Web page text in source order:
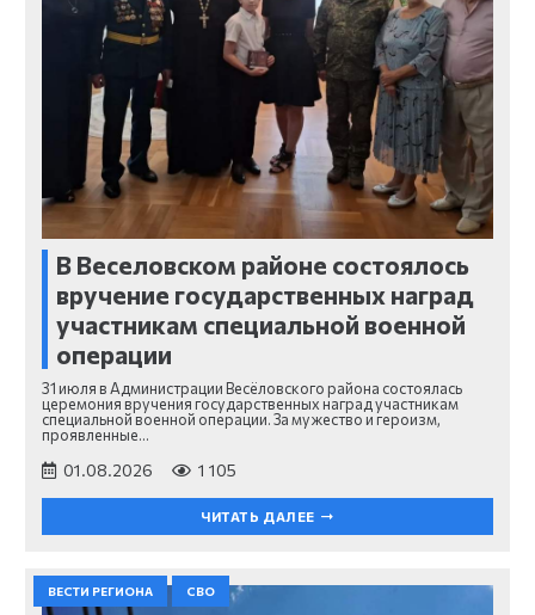
В Веселовском районе состоялось
вручение государственных наград
участникам специальной военной
операции
31 июля в Администрации Весёловского района состоялась
церемония вручения государственных наград участникам
специальной военной операции. За мужество и героизм,
проявленные…
01.08.2026 1 105
ЧИТАТЬ ДАЛЕЕ
ВЕСТИ РЕГИОНА СВО